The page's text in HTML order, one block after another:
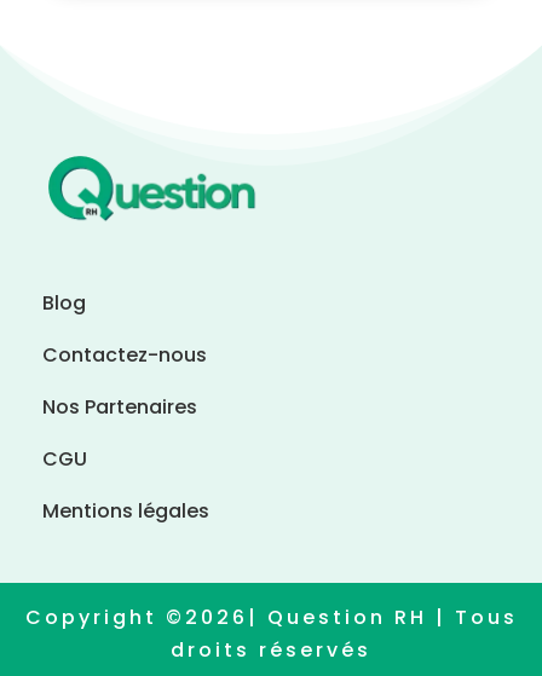
Blog
Contactez-nous
Nos Partenaires
CGU
Mentions légales
Copyright ©2026| Question RH | Tous
droits réservés